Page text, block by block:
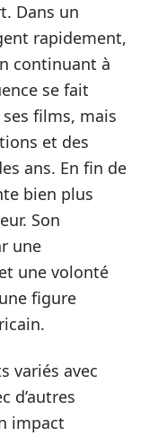
Dans un
rapidement,
continuant à
se fait
films, mais
et des
ans. En fin de
bien plus
Son
une
une volonté
figure
variés avec
d’autres
impact